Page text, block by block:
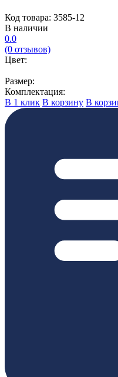
Код товара: 3585-12
В наличии
0.0
(0 отзывов)
Цвет:
Размер:
Комплектация:
В 1 клик В корзину В